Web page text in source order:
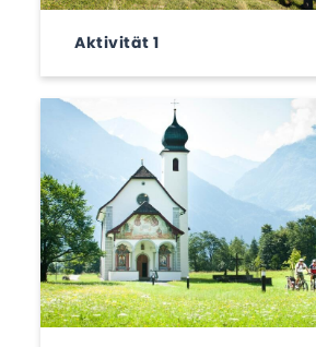
Aktivität 1